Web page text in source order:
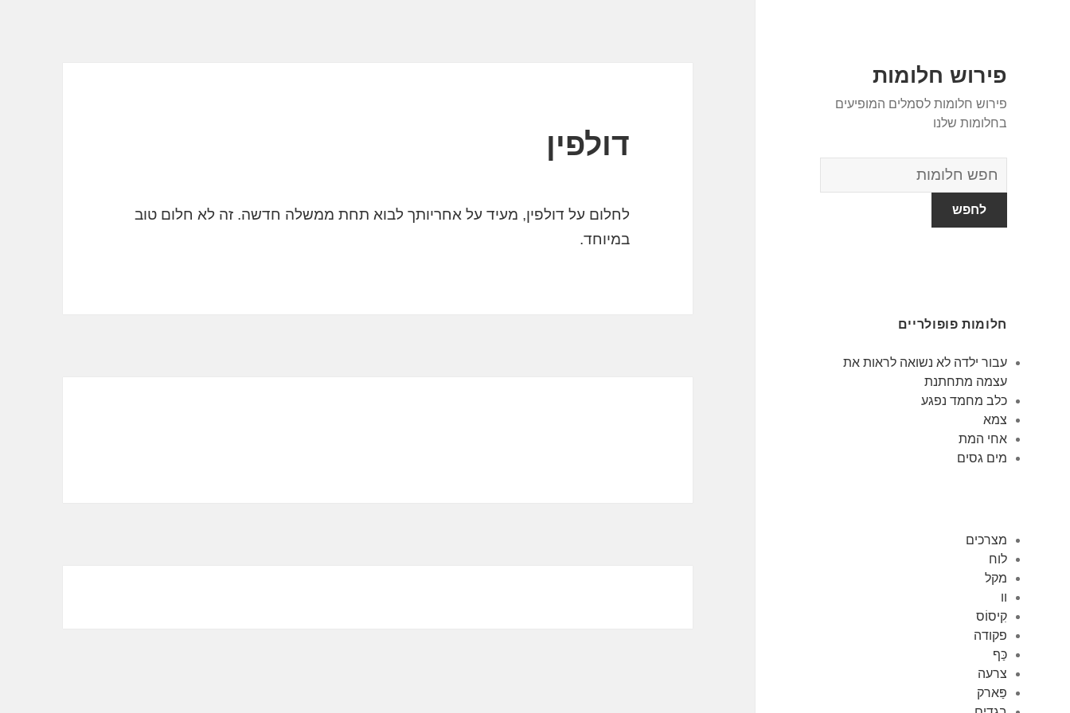
פירוש חלומות
פירוש חלומות לסמלים המופיעים
בחלומות שלנו
מילון
החלומות
חלומות פופולריים
עבור ילדה לא נשואה לראות את
עצמה מתחתנת
כלב מחמד נפגע
צמא
אחי המת
מים גסים
מצרכים
לוח
מקל
וו
קִיסוֹס
פקודה
כַּף
צרעה
פַּארק
דולפין
לחלום על דולפין, מעיד על אחריותך לבוא תחת ממשלה חדשה. זה לא חלום טוב
במיוחד.